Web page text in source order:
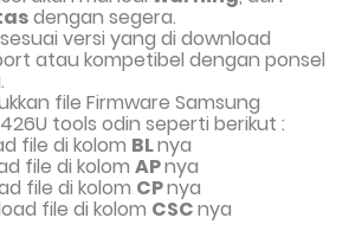
dengan segera.
sesuai versi yang di download
atau kompetibel dengan ponsel
file Firmware Samsung
tools odin seperti berikut :
file di kolom BLnya
file di kolom APnya
file di kolom CPnya
file di kolom CSCnya